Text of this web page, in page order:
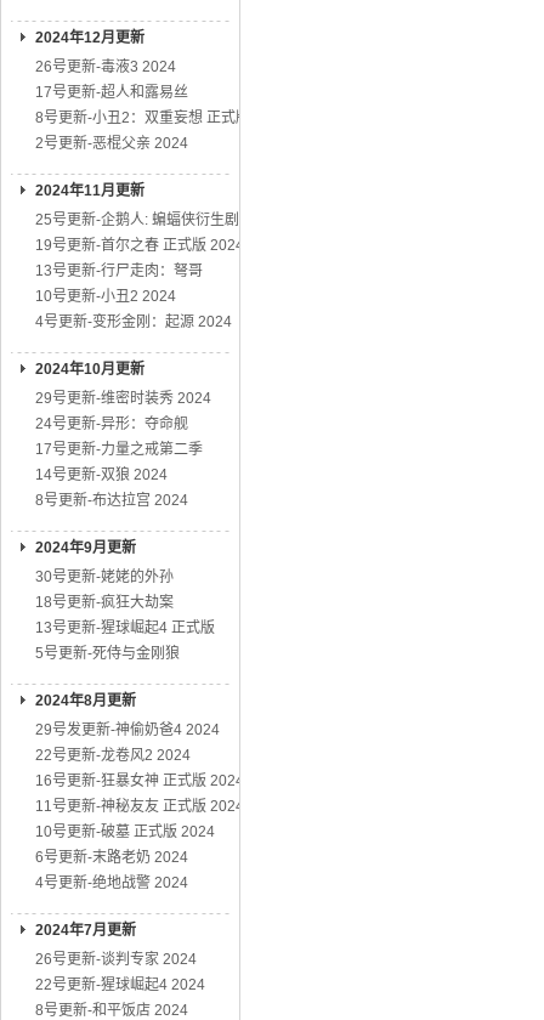
2024年12月更新
26号更新-毒液3 2024
17号更新-超人和露易丝
8号更新-小丑2：双重妄想 正式版
2号更新-恶棍父亲 2024
2024年11月更新
25号更新-企鹅人: 蝙蝠侠衍生剧
19号更新-首尔之春 正式版 2024
13号更新-行尸走肉：弩哥
10号更新-小丑2 2024
4号更新-变形金刚：起源 2024
2024年10月更新
29号更新-维密时装秀 2024
24号更新-异形：夺命舰
17号更新-力量之戒第二季
14号更新-双狼 2024
8号更新-布达拉宫 2024
2024年9月更新
30号更新-姥姥的外孙
18号更新-疯狂大劫案
13号更新-猩球崛起4 正式版
5号更新-死侍与金刚狼
2024年8月更新
29号发更新-神偷奶爸4 2024
22号更新-龙卷风2 2024
16号更新-狂暴女神 正式版 2024
11号更新-神秘友友 正式版 2024
10号更新-破墓 正式版 2024
6号更新-末路老奶 2024
4号更新-绝地战警 2024
2024年7月更新
26号更新-谈判专家 2024
22号更新-猩球崛起4 2024
8号更新-和平饭店 2024